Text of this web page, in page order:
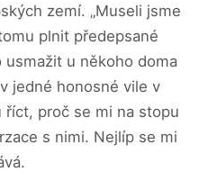
zemí. „Museli jsme
plnit předepsané
u někoho doma
jedné honosné vile v
říct, proč se mi na stopu
s nimi. Nejlíp se mi